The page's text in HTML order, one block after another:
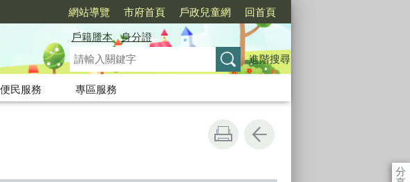
網站導覽 市府首頁 戶政兒童網 回首頁
戶籍謄本
身分證
進階搜尋
便民服務
專區服務
分